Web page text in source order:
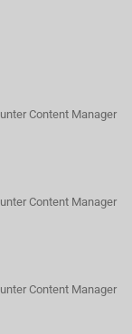
Content Manager
Content Manager
Content Manager